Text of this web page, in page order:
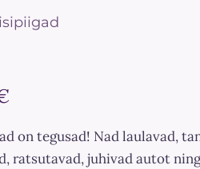
on tegusad! Nad laulavad,
ratsutavad, juhivad autot